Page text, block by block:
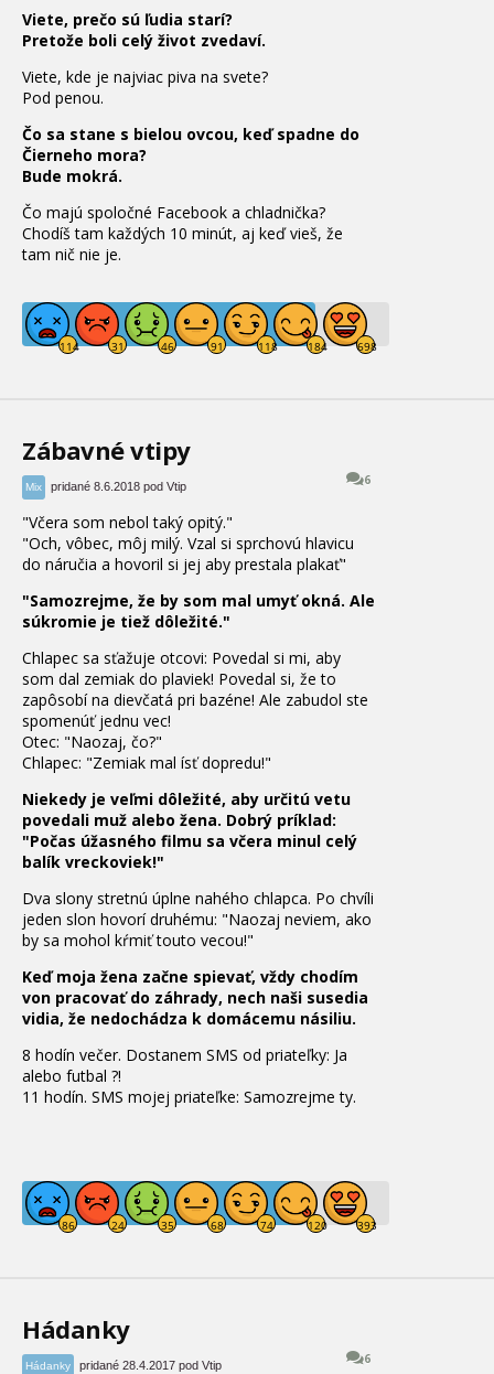
Viete, prečo sú ľudia starí?
Pretože boli celý život zvedaví.
Viete, kde je najviac piva na svete?
Pod penou.
Čo sa stane s bielou ovcou, keď spadne do
Čierneho mora?
Bude mokrá.
Čo majú spoločné Facebook a chladnička?
Chodíš tam každých 10 minút, aj keď vieš, že
tam nič nie je.
Zábavné vtipy
6
Mix pridané 8.6.2018 pod Vtip
"Včera som nebol taký opitý."
"Och, vôbec, môj milý. Vzal si sprchovú hlavicu
do náručia a hovoril si jej aby prestala plakať"
"Samozrejme, že by som mal umyť okná. Ale
súkromie je tiež dôležité."
Chlapec sa sťažuje otcovi: Povedal si mi, aby
som dal zemiak do plaviek! Povedal si, že to
zapôsobí na dievčatá pri bazéne! Ale zabudol ste
spomenúť jednu vec!
Otec: "Naozaj, čo?"
Chlapec: "Zemiak mal ísť dopredu!"
Niekedy je veľmi dôležité, aby určitú vetu
povedali muž alebo žena. Dobrý príklad:
"Počas úžasného filmu sa včera minul celý
balík vreckoviek!"
Dva slony stretnú úplne nahého chlapca. Po chvíli
jeden slon hovorí druhému: "Naozaj neviem, ako
by sa mohol kŕmiť touto vecou!"
Keď moja žena začne spievať, vždy chodím
von pracovať do záhrady, nech naši susedia
vidia, že nedochádza k domácemu násiliu.
8 hodín večer. Dostanem SMS od priateľky: Ja
alebo futbal ?!
11 hodín. SMS mojej priateľke: Samozrejme ty.
Hádanky
6
Hádanky pridané 28.4.2017 pod Vtip